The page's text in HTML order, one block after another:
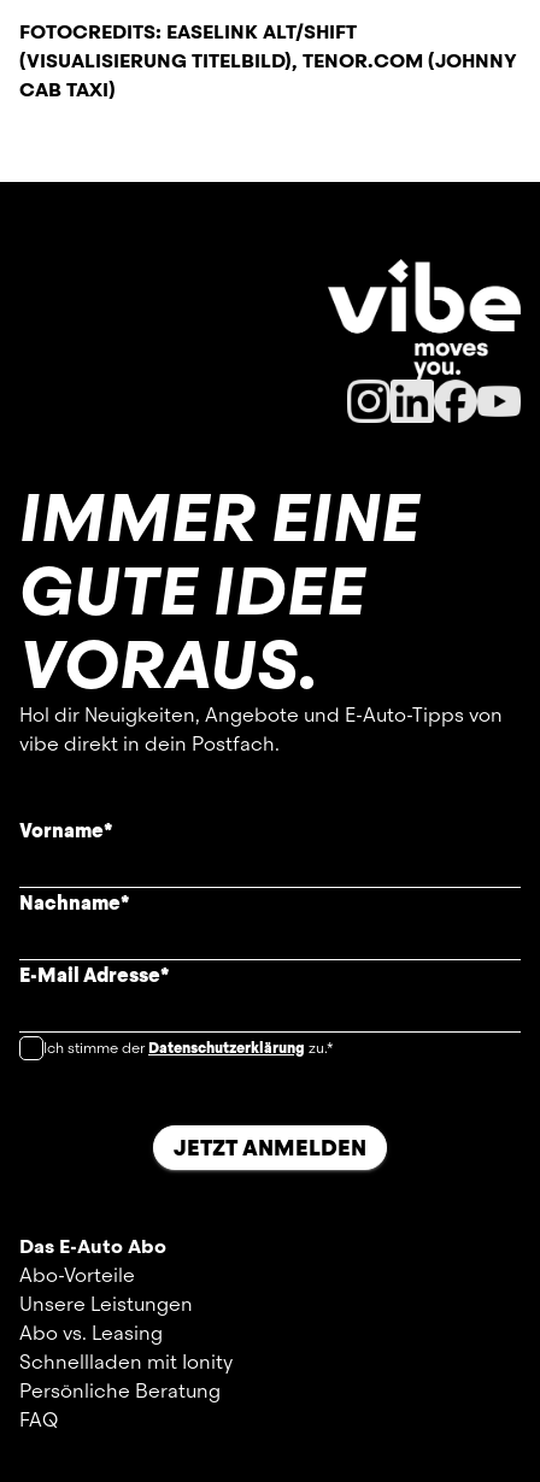
FOTOCREDITS: EASELINK ALT/SHIFT
(VISUALISIERUNG TITELBILD), TENOR.COM (JOHNNY
CAB TAXI)
IMMER EINE
GUTE IDEE
VORAUS.
Hol dir Neuigkeiten, Angebote und E-Auto-Tipps von
vibe direkt in dein Postfach.
Das E-Auto Abo
Abo-Vorteile
Unsere Leistungen
Abo vs. Leasing
Schnellladen mit Ionity
Persönliche Beratung
FAQ
Vorname*
Nachname*
E-Mail Adresse*
Ich stimme derDatenschutzerklärung zu.*
JETZT ANMELDEN